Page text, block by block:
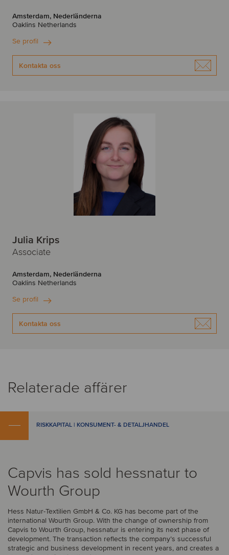
Amsterdam, Nederländerna
Oaklins Netherlands
Se profil
Kontakta oss
Julia Krips
Associate
Amsterdam, Nederländerna
Oaklins Netherlands
Se profil
Kontakta oss
Relaterade affärer
RISKKAPITAL | KONSUMENT- & DETALJHANDEL
Capvis has sold hessnatur to
Wourth Group
Hess Natur-Textilien GmbH & Co. KG has become part of the
international Wourth Group. With the change of ownership from
Capvis to Wourth Group, hessnatur is entering its next phase of
development. The transaction reflects the company’s successful
strategic and business development in recent years, and creates a